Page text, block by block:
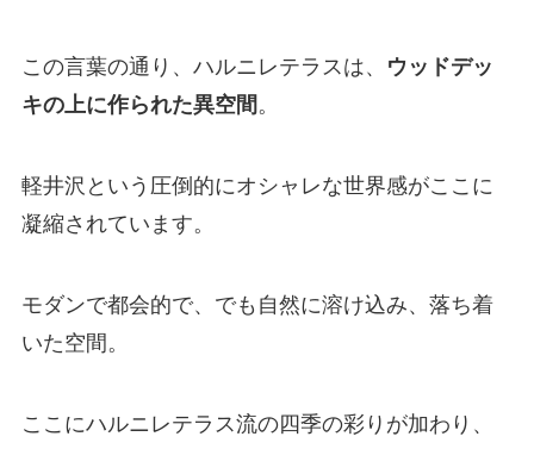
この言葉の通り、ハルニレテラスは、
ウッドデッ
キの上に作られた異空間。
軽井沢という圧倒的にオシャレな世界感がここに
凝縮されています。
モダンで都会的で、でも自然に溶け込み、落ち着
いた空間。
ここにハルニレテラス流の四季の彩りが加わり、